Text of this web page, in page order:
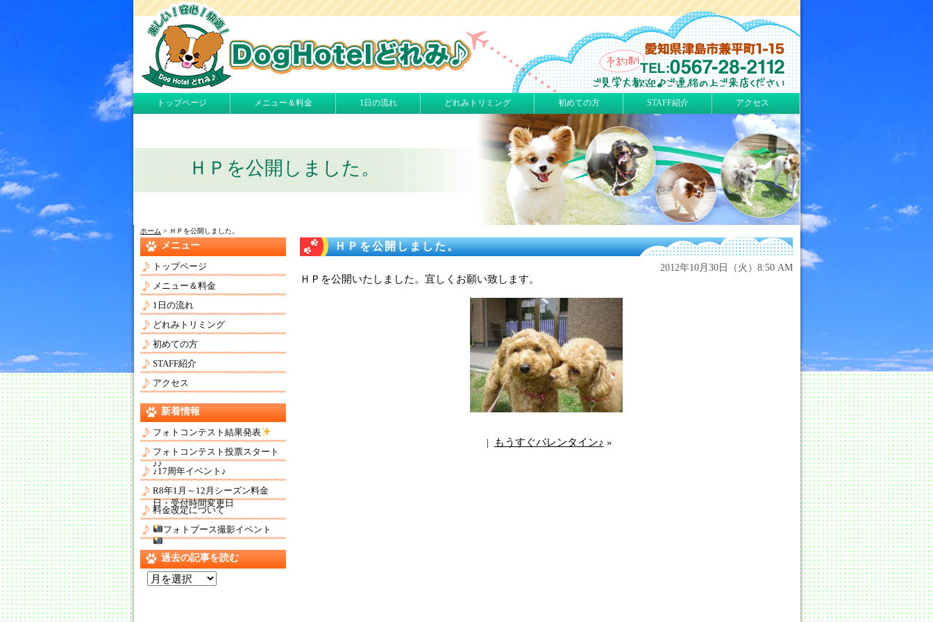
トップページ メニュー＆料金 1日の流れ どれみトリミング 初めての方 STAFF紹介 アクセス
ＨＰを公開しました。
ホーム > ＨＰを公開しました。
ＨＰを公開しました。
2012年10月30日（火）8:50 AM
ＨＰを公開いたしました。宜しくお願い致します。
| もうすぐバレンタイン♪ »
メニュー
トップページ
メニュー＆料金
1日の流れ
どれみトリミング
初めての方
STAFF紹介
アクセス
新着情報
フォトコンテスト結果発表
フォトコンテスト投票スタート
♪♪
♪17周年イベント♪
R8年1月～12月シーズン料金
日・受付時間変更日
料金改定について
フォトブース撮影イベント
過去の記事を読む
過
去